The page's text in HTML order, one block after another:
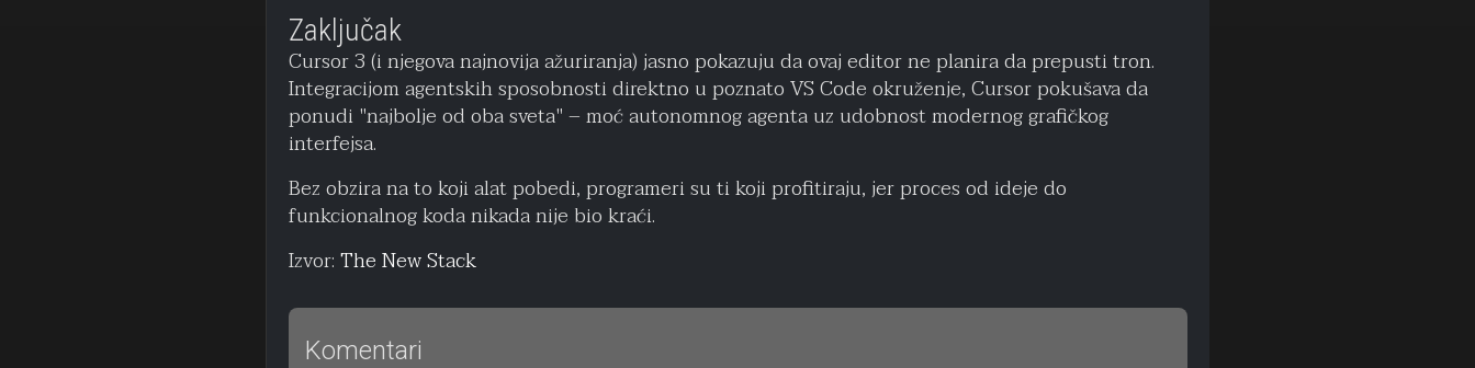
Zaključak
Cursor 3 (i njegova najnovija ažuriranja) jasno pokazuju da ovaj editor ne planira da prepusti tron.
Integracijom agentskih sposobnosti direktno u poznato VS Code okruženje, Cursor pokušava da
ponudi "najbolje od oba sveta" – moć autonomnog agenta uz udobnost modernog grafičkog
interfejsa.
Bez obzira na to koji alat pobedi, programeri su ti koji profitiraju, jer proces od ideje do
funkcionalnog koda nikada nije bio kraći.
Izvor:The New Stack
Komentari